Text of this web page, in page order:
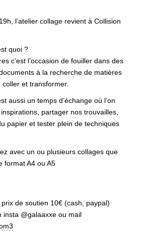
l’atelier collage revient à Collision
quoi ?
c’est l’occasion de fouiller dans des
à la recherche de matières
et transformer.
aussi un temps d’échange où l’on
partager nos trouvailles,
papier et tester plein de techniques
avec un ou plusieurs collages que
format A4 ou A5
de soutien 10€ (cash, paypal)
insta @galaaxxe ou mail